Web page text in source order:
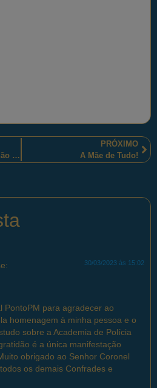
“A esquerda tem medo, não tem política de segurança pública”.
PRÓXIMO
A Mãe de Tudo!
30/03/2023 às 15:02
PontoPM para agradecer ao
homenagem à minha pessoa e o
sobre a Academia de Polícia
é a única manifestação
obrigado ao Senhor Coronel
os demais Confrades e